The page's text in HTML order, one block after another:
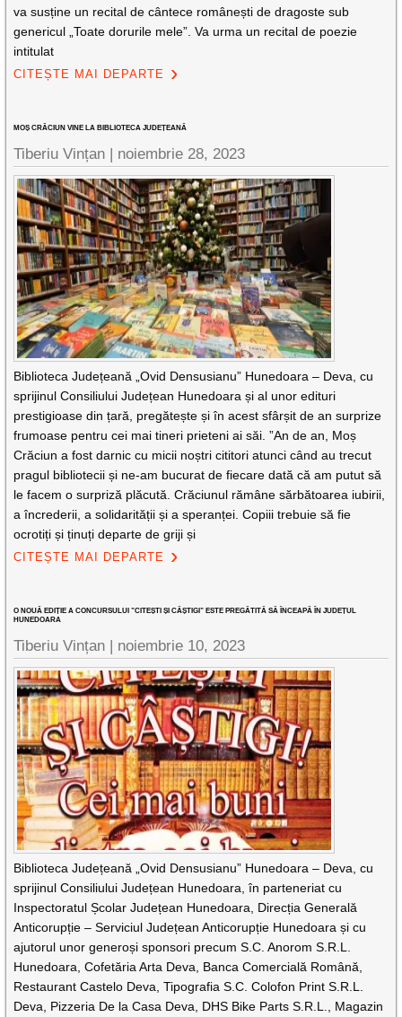
va susține un recital de cântece românești de dragoste sub
genericul „Toate dorurile mele”. Va urma un recital de poezie
intitulat
CITEȘTE MAI DEPARTE
MOȘ CRĂCIUN VINE LA BIBLIOTECA JUDEȚEANĂ
Tiberiu Vințan | noiembrie 28, 2023
Biblioteca Județeană „Ovid Densusianu” Hunedoara – Deva, cu
sprijinul Consiliului Județean Hunedoara și al unor edituri
prestigioase din țară, pregătește și în acest sfârșit de an surprize
frumoase pentru cei mai tineri prieteni ai săi. ”An de an, Moș
Crăciun a fost darnic cu micii noștri cititori atunci când au trecut
pragul bibliotecii și ne-am bucurat de fiecare dată că am putut să
le facem o surpriză plăcută. Crăciunul rămâne sărbătoarea iubirii,
a încrederii, a solidarității și a speranței. Copiii trebuie să fie
ocrotiți și ținuți departe de griji și
CITEȘTE MAI DEPARTE
O NOUĂ EDIȚIE A CONCURSULUI ”CITEȘTI ȘI CÂȘTIGI” ESTE PREGĂTITĂ SĂ ÎNCEAPĂ ÎN JUDEȚUL
HUNEDOARA
Tiberiu Vințan | noiembrie 10, 2023
Biblioteca Județeană „Ovid Densusianu” Hunedoara – Deva, cu
sprijinul Consiliului Județean Hunedoara, în parteneriat cu
Inspectoratul Școlar Județean Hunedoara, Direcția Generală
Anticorupție – Serviciul Județean Anticorupție Hunedoara și cu
ajutorul unor generoși sponsori precum S.C. Anorom S.R.L.
Hunedoara, Cofetăria Arta Deva, Banca Comercială Română,
Restaurant Castelo Deva, Tipografia S.C. Colofon Print S.R.L.
Deva, Pizzeria De la Casa Deva, DHS Bike Parts S.R.L., Magazin